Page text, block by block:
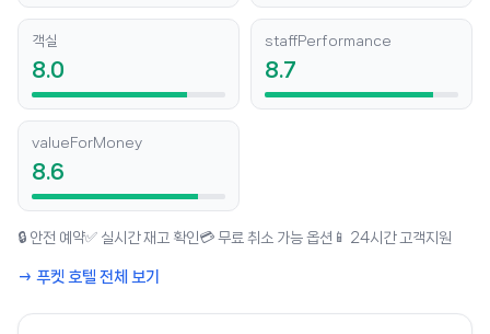
객실
8.0
staffPerformance
8.7
valueForMoney
8.6
🔒 안전 예약✅ 실시간 재고 확인💳 무료 취소 가능 옵션 📱 24시간 고객지원
→ 푸켓 호텔 전체 보기